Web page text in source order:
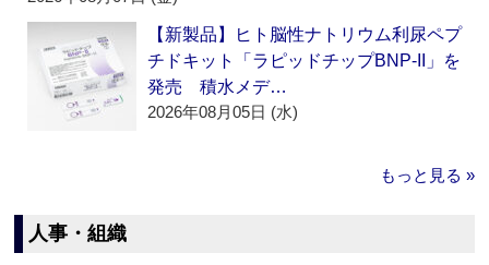
【新製品】ヒト脳性ナトリウム利尿ペプ
チドキット「ラピッドチップBNP-II」を
発売 積水メデ…
2026年08月05日 (水)
もっと見る »
人事・組織